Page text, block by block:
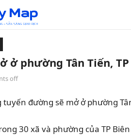
ở phường Tân Tiến,
off
đường sẽ mở ở phường
30 xã và phường của TP